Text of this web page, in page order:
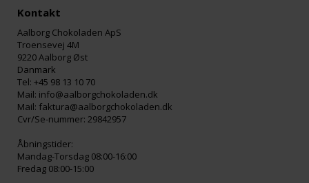
Kontakt
Aalborg Chokoladen ApS
Troensevej 4M
9220 Aalborg Øst
Danmark
Tel: +45 98 13 10 70
Mail: info@aalborgchokoladen.dk
Mail: faktura@aalborgchokoladen.dk
Cvr/Se-nummer: 29842957
Åbningstider:
Mandag-Torsdag 08:00-16:00
Fredag 08:00-15:00